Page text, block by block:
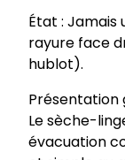
État : Jamais
rayure face
hublot).
Présentation
Le sèche-
évacuation